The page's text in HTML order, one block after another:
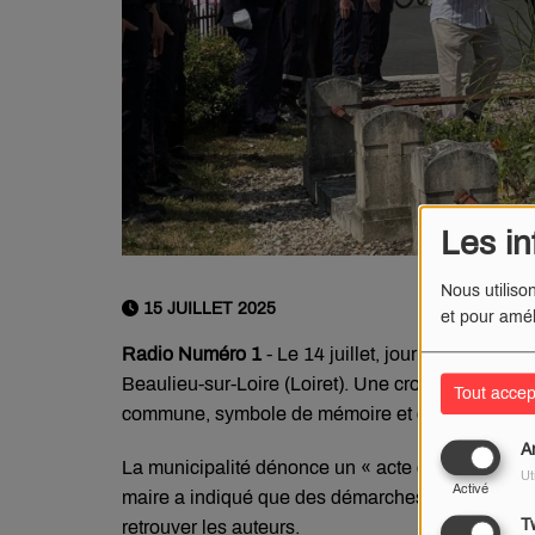
Les
Nous
et pour
Tout
Activé
15 JUILLET 2025
Radio Numéro 1 - Le 14 juillet, jour de Fête
Beaulieu-sur-Loire (Loiret). Une croix gammée
commune, symbole de mémoire et de respect
La municipalité dénonce un « acte odieux » et
maire a indiqué que des démarches avaient été
retrouver les auteurs.